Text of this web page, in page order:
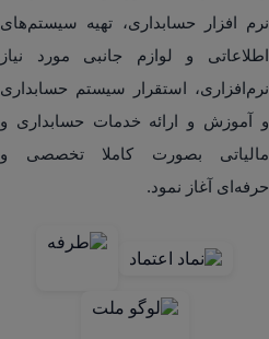
نرم افزار حسابداری، تهیه سیستم‌های
اطلاعاتی و لوازم جانبی مورد نیاز
نرم‌افزاری، استقرار سیستم حسابداری
و آموزش و ارائه خدمات حسابداری و
مالیاتی بصورت کاملا تخصصی و
حرفه‌ای آغاز نمود.